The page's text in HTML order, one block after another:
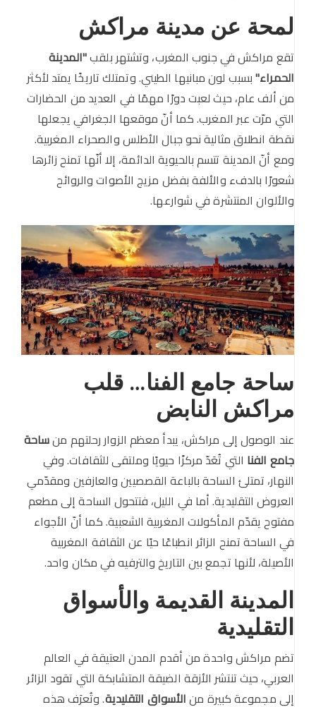
لمحة عن مدينة مراكش
تقع مراكش في جنوب المغرب، وتشتهر بلقب"المدينة
الحمراء"بسبب لون مبانيها الطيني. وتمتلك تاريخًا يمتد لأكثر
من ألف عام، حيث لعبت دورًا مهمًا في العديد من الحضارات
التي مرّت عبر المغرب. كما أنّ موقعها الجغرافي يجعلها
نقطة انطلاق مثالية نحو جبال الأطلس والصحراء المغربية.
ومع أنّ المدينة تتسم بالحيوية الدائمة، إلا أنّها تمنح زائرها
شعورًا بالدفء والألفة بفضل مزيج الأصوات والروائح
والألوان المنتشرة في شوارعها.
ساحة جامع الفنا… قلب
مراكش النابض
عند الوصول إلى مراكش، يبدأ معظم الزوار رحلتهم منساحة
جامع الفنا التي تُعَدّ مركزًا حيويًا وملتقى للثقافات. وفي
النهار، تمتلئ الساحة بالباعة القصصيين والعازفين ومقدّمي
العروض التقليدية. أما في الليل، فتتحول الساحة إلى مطعم
مفتوح يقدّم المأكولات المغربية الشعبية. كما أنّ الأجواء
في الساحة تمنح الزائر انطباعًا حيًا عن الثقافة المغربية
الأصيلة، لأنها تجمع بين التاريخ والترفيه في مكان واحد.
المدينة القديمة والأسواق
التقليدية
تضم مراكش واحدة من أقدم المدن العتيقة في العالم
العربي، حيث تنتشر الأزقة الضيقة المتشابكة التي تقود الزائر
إلى مجموعة كبيرة منالأسواق التقليدية. وتُعرَف هذه